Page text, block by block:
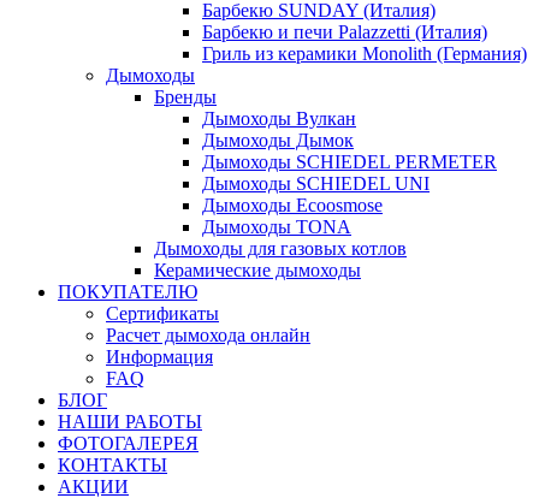
Барбекю SUNDAY (Италия)
Барбекю и печи Palazzetti (Италия)
Гриль из керамики Monolith (Германия)
Дымоходы
Бренды
Дымоходы Вулкан
Дымоходы Дымок
Дымоходы SCHIEDEL PERMETER
Дымоходы SCHIEDEL UNI
Дымоходы Ecoosmose
Дымоходы TONA
Дымоходы для газовых котлов
Керамические дымоходы
ПОКУПАТЕЛЮ
Сертификаты
Расчет дымохода онлайн
Информация
FAQ
БЛОГ
НАШИ РАБОТЫ
ФОТОГАЛЕРЕЯ
КОНТАКТЫ
АКЦИИ